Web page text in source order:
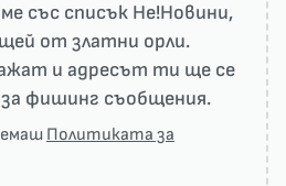
със списък He!Новини,
от златни орли.
и адресът ти ще се
фишинг съобщения.
Политиката за